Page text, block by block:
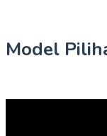
Model